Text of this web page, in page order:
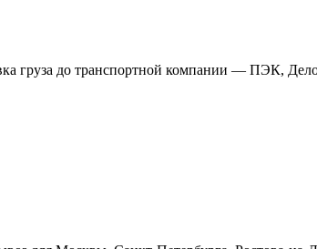
груза до транспортной компании — ПЭК,